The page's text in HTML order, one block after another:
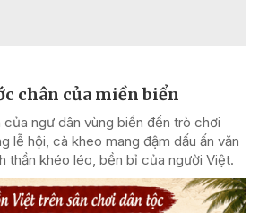
chân của miền biển
ngư dân vùng biển đến trò chơi
lễ hội, cà kheo mang đậm dấu ấn văn
thần khéo léo, bền bỉ của người Việt.